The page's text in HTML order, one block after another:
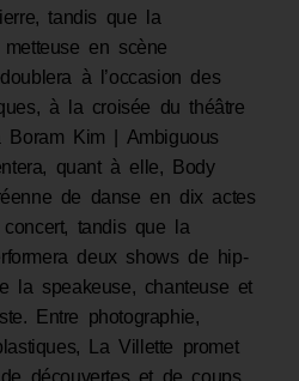
tandis que la
en scène
à l’occasion des
à la croisée du théâtre
Kim | Ambiguous
quant à elle, Body
de danse en dix actes
concert, tandis que la
deux shows de hip-
la speakeuse, chanteuse et
Entre photographie,
La Villette promet